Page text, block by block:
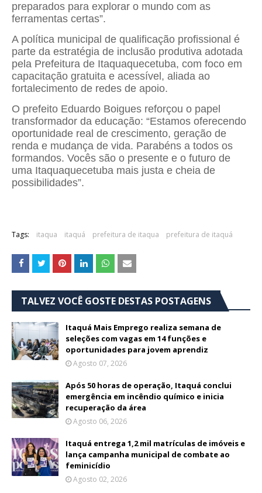
preparados para explorar o mundo com as
ferramentas certas”.
A política municipal de qualificação profissional é
parte da estratégia de inclusão produtiva adotada
pela Prefeitura de Itaquaquecetuba, com foco em
capacitação gratuita e acessível, aliada ao
fortalecimento de redes de apoio.
O prefeito Eduardo Boigues reforçou o papel
transformador da educação: “Estamos oferecendo
oportunidade real de crescimento, geração de
renda e mudança de vida. Parabéns a todos os
formandos. Vocês são o presente e o futuro de
uma Itaquaquecetuba mais justa e cheia de
possibilidades”.
Tags: itaqua itaquá prefeitura de itaqua prefeitura de itaquá
TALVEZ VOCÊ GOSTE DESTAS POSTAGENS
Itaquá Mais Emprego realiza semana de
seleções com vagas em 14 funções e
oportunidades para jovem aprendiz
Agosto 07, 2026
Após 50 horas de operação, Itaquá conclui
emergência em incêndio químico e inicia
recuperação da área
Agosto 06, 2026
Itaquá entrega 1,2 mil matrículas de imóveis e
lança campanha municipal de combate ao
feminicídio
Agosto 02, 2026